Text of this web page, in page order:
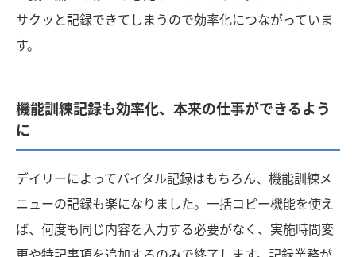
サクッと記録できてしまうので効率化につながっていま
す。
機能訓練記録も効率化、本来の仕事ができるよう
に
デイリーによってバイタル記録はもちろん、機能訓練メ
ニューの記録も楽になりました。一括コピー機能を使え
ば、何度も同じ内容を入力する必要がなく、実施時間変